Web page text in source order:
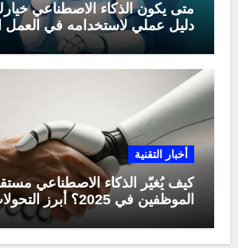
متى يكون الذكاء الاصطناعي
دليل عملي لاستخدامه في العمل
أخبار التقنية
كيف يُغيّر الذكاء الاصطناعي
الموظفين في 2025؟ أبرز التحولات المهنية